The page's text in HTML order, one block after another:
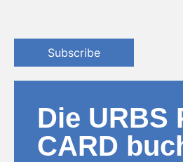
Subscribe
Die URBS
CARD